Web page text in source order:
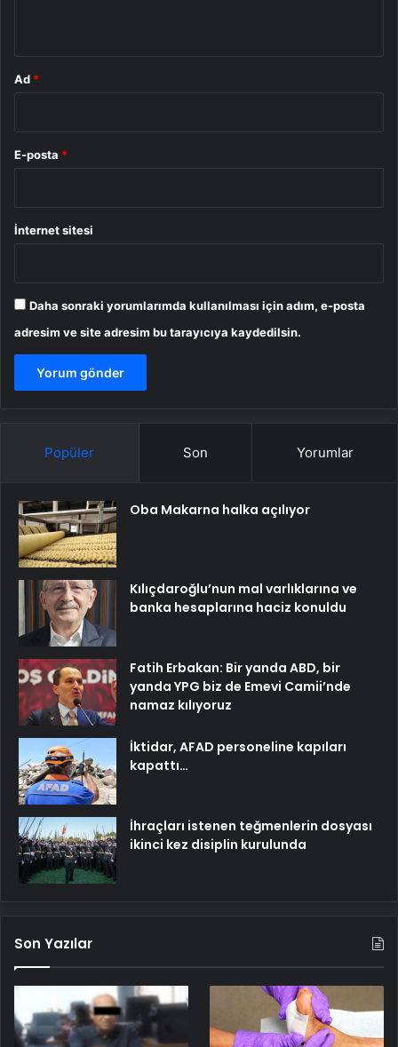
Ad *
E-posta *
İnternet sitesi
Daha sonraki yorumlarımda kullanılması için adım, e-posta
adresim ve site adresim bu tarayıcıya kaydedilsin.
Popüler Son Yorumlar
Oba Makarna halka açılıyor
Kılıçdaroğlu’nun mal varlıklarına ve
banka hesaplarına haciz konuldu
Fatih Erbakan: Bir yanda ABD, bir
yanda YPG biz de Emevi Camii’nde
namaz kılıyoruz
İktidar, AFAD personeline kapıları
kapattı…
İhraçları istenen teğmenlerin dosyası
ikinci kez disiplin kurulunda
Son Yazılar